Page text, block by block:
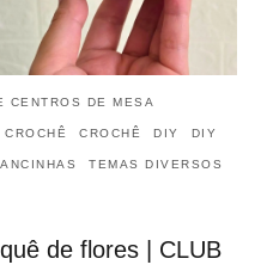
CENTROS DE MESA
CROCHÊ CROCHÊ DIY DIY
TEMAS DIVERSOS
de flores | CLUB